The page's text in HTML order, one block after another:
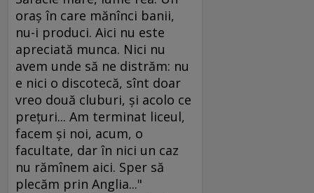
oraş în care mănînci banii,
nu-i produci. Aici nu este
apreciată munca. Nici nu
avem unde să ne distrăm: nu
e nici o discotecă, sînt doar
vreo două cluburi, şi acolo ce
preţuri... Am terminat liceul,
facem şi noi, acum, o
facultate, dar în nici un caz
nu rămînem aici. Sper să
plecăm prin Anglia..."